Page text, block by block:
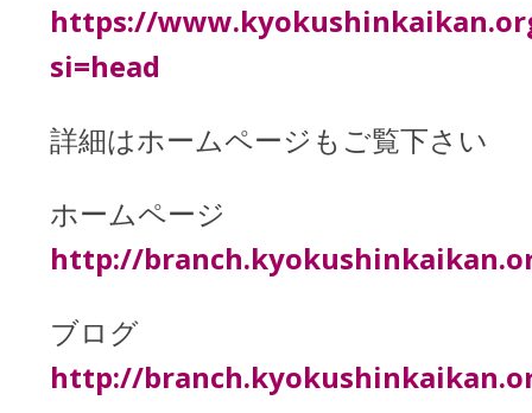
https://
si=head
詳細はホームページもご覧下さい
ホームページ
http://
ブログ
http://